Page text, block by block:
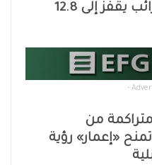
وصافي الأرباح قبل الضرائب يقفز إلى 12.8
-
متراكمة من
«إعمار» رؤية